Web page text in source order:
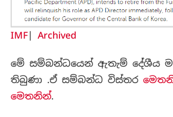
IMF| Archived
මේ සම්බන්ධයෙන් ඇතැම් දේශීය
තිබුණා .ඒ සම්බන්ධ විස්තර
මෙතනින්.